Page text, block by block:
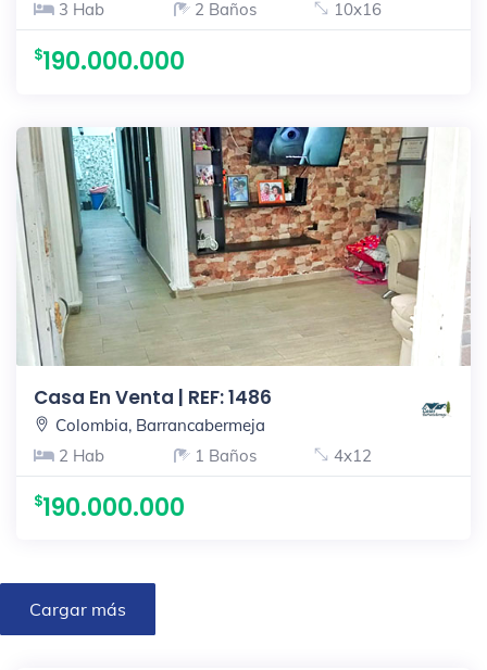
3 Hab 2 Baños 10x16
190.000.000
Casa En Venta | REF: 1486
Colombia, Barrancabermeja
2 Hab
1 Baños 4x12
190.000.000
Cargar más